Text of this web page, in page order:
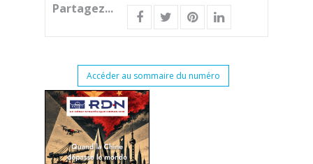
Partagez...
Accéder au sommaire du numéro